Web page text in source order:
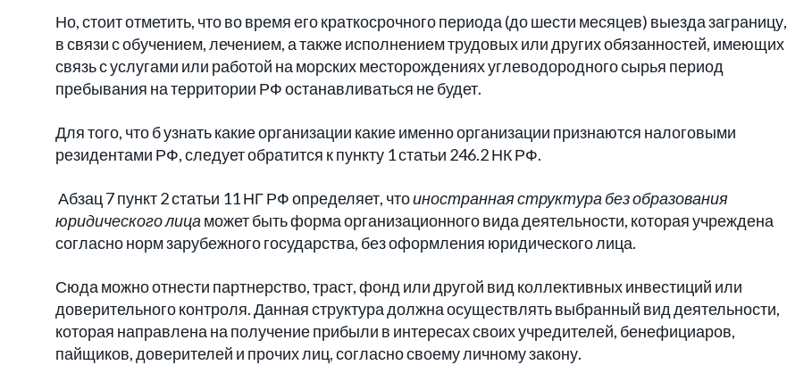
Но, стоит отметить, что во время его краткосрочного периода (до шести месяцев) выезда заграницу,
в связи с обучением, лечением, а также исполнением трудовых или других обязанностей, имеющих
связь с услугами или работой на морских месторождениях углеводородного сырья период
пребывания на территории РФ останавливаться не будет.
Для того, что б узнать какие организации какие именно организации признаются налоговыми
резидентами РФ, следует обратится к пункту 1 статьи 246.2 НК РФ.
Абзац 7 пункт 2 статьи 11 НГ РФ определяет, чтоиностранная структура без образования
юридического лица может быть форма организационного вида деятельности, которая учреждена
согласно норм зарубежного государства, без оформления юридического лица.
Сюда можно отнести партнерство, траст, фонд или другой вид коллективных инвестиций или
доверительного контроля. Данная структура должна осуществлять выбранный вид деятельности,
которая направлена на получение прибыли в интересах своих учредителей, бенефициаров,
пайщиков, доверителей и прочих лиц, согласно своему личному закону.